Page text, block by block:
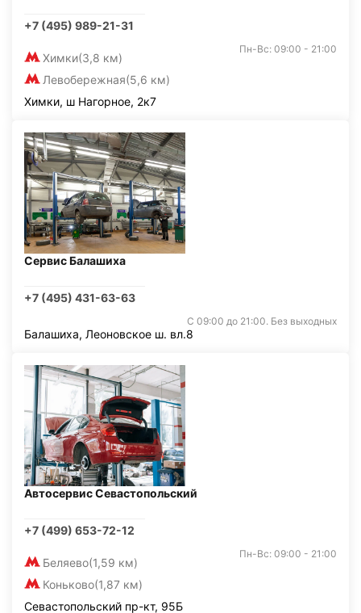
+7 (495) 989-21-31
Химки(3,8 км)
Левобережная(5,6 км)
Пн-Вс: 09:00 - 21:00
Химки, ш Нагорное, 2к7
Сервис Балашиха
+7 (495) 431-63-63
С 09:00 до 21:00. Без выходных
Балашиха, Леоновское ш. вл.8
Автосервис Севастопольский
+7 (499) 653-72-12
Беляево(1,59 км)
Коньково(1,87 км)
Пн-Вс: 09:00 - 21:00
Севастопольский пр-кт, 95Б